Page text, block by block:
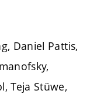
Daniel Pattis,
Teja Stüwe,